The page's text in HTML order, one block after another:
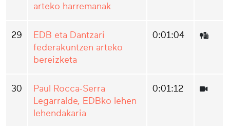
arteko harremanak
29
EDB eta Dantzari
federakuntzen arteko
bereizketa
0:01:04
30
Paul Rocca-Serra
Legarralde, EDBko lehen
lehendakaria
0:01:12